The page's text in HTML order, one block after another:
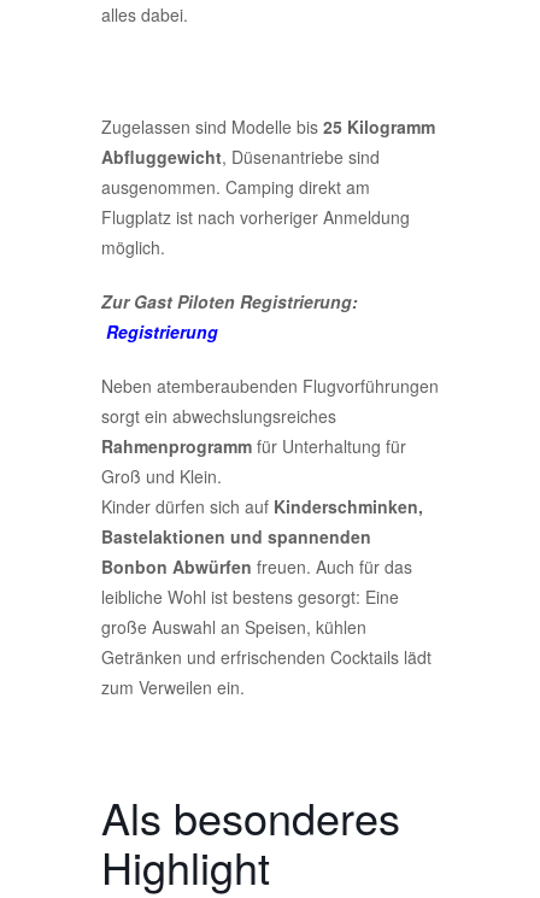
alles dabei.
Zugelassen sind Modelle bis 25 Kilogramm
Abfluggewicht, Düsenantriebe sind
ausgenommen. Camping direkt am
Flugplatz ist nach vorheriger Anmeldung
möglich.
Zur Gast Piloten Registrierung:
Registrierung
Neben atemberaubenden Flugvorführungen
sorgt ein abwechslungsreiches
Rahmenprogramm für Unterhaltung für
Groß und Klein.
Kinder dürfen sich auf Kinderschminken,
Bastelaktionen und spannenden
Bonbon Abwürfen freuen. Auch für das
leibliche Wohl ist bestens gesorgt: Eine
große Auswahl an Speisen, kühlen
Getränken und erfrischenden Cocktails lädt
zum Verweilen ein.
Als besonderes
Highlight